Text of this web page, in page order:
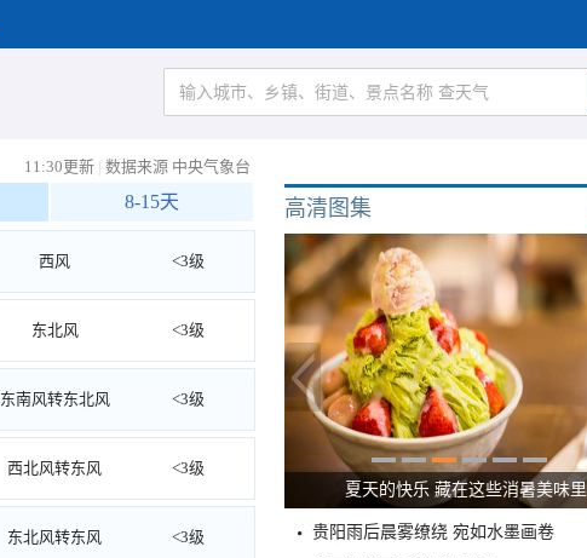
11:30更新 | 数据来源 中央气象台
8-15天
西风 <3级
东北风 <3级
东南风转东北风 <3级
西北风转东风 <3级
东北风转东风 <3级
高清图集
夏天的快乐 藏在这些消暑美味里
贵阳雨后晨雾缭绕 宛如水墨画卷